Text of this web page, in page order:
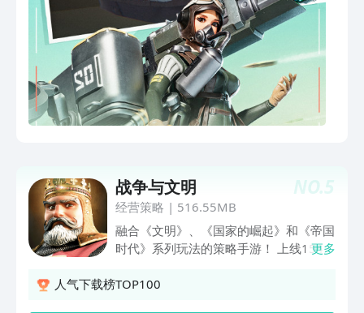
NO.5
战争与文明
经营策略 | 516.55MB
融合《文明》、《国家的崛起》和《帝国
时代》系列玩法的策略手游！ 上线154个
畅销六十余国榜单，全新写实风格欧美策
更多
人气下载榜TOP100